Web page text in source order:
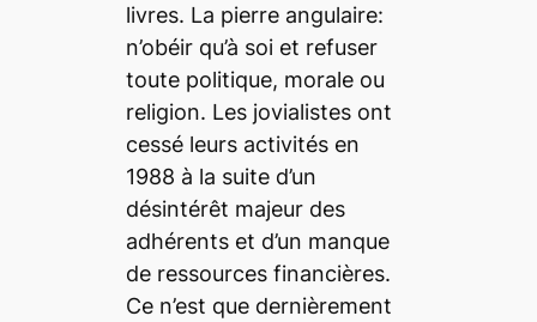
livres. La pierre angulaire:
n’obéir qu’à soi et refuser
toute politique, morale ou
religion. Les jovialistes ont
cessé leurs activités en
1988 à la suite d’un
désintérêt majeur des
adhérents et d’un manque
de ressources financières.
Ce n’est que dernièrement